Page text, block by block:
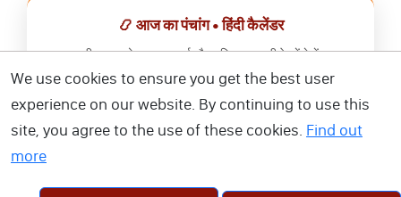
📿 आज का पंचांग • हिंदी कैलेंडर
सभी व्रत, त्योहार, शुभ मुहूर्त और राशिफल एक ही ऐप में देखें।
📅 हिंदी कैलेंडर ऐप डाउनलोड करें
We use cookies to ensure you get the best user
experience on our website. By continuing to use this
site, you agree to the use of these cookies. Find out
more